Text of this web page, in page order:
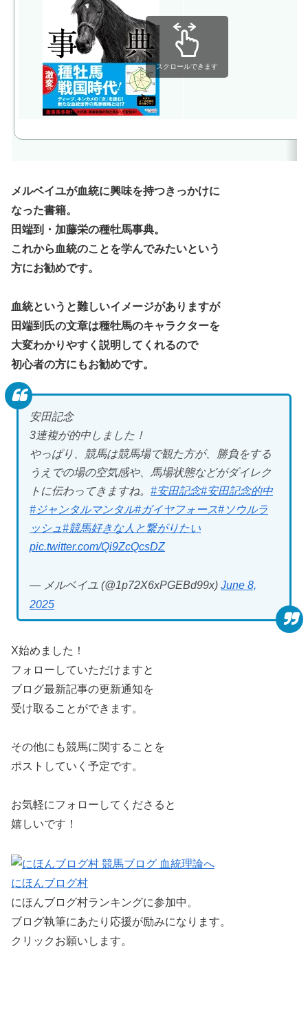
スクロールできます
メルベイユが血統に興味を持つきっかけに
なった書籍。
田端到・加藤栄の種牡馬事典。
これから血統のことを学んでみたいという
方にお勧めです。
血統というと難しいイメージがありますが
田端到氏の文章は種牡馬のキャラクターを
大変わかりやすく説明してくれるので
初心者の方にもお勧めです。
安田記念
3連複が的中しました！
やっぱり、競馬は競馬場で観た方が、勝負をする
うえでの場の空気感や、馬場状態などがダイレク
トに伝わってきますね。 #安田記念#安田記念的中
#ジャンタルマンタル#ガイヤフォース#ソウルラ
ッシュ#競馬好きな人と繋がりたい
pic.twitter.com/Qi9ZcQcsDZ
— メルベイユ (@1p72X6xPGEBd99x) June 8,
2025
X始めました！
フォローしていただけますと
ブログ最新記事の更新通知を
受け取ることができます。
その他にも競馬に関することを
ポストしていく予定です。
お気軽にフォローしてくださると
嬉しいです！
にほんブログ村
にほんブログ村ランキングに参加中。
ブログ執筆にあたり応援が励みになります。
クリックお願いします。